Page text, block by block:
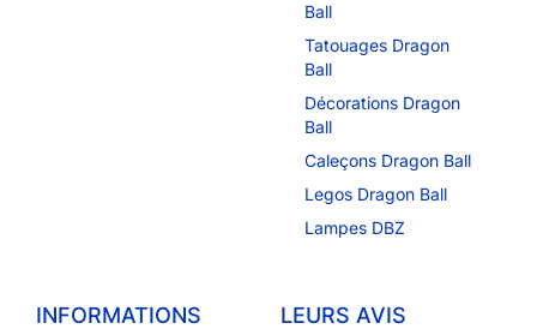
Ball
Tatouages Dragon
Ball
Décorations Dragon
Ball
Caleçons Dragon Ball
Legos Dragon Ball
Lampes DBZ
INFORMATIONS LEURS AVIS